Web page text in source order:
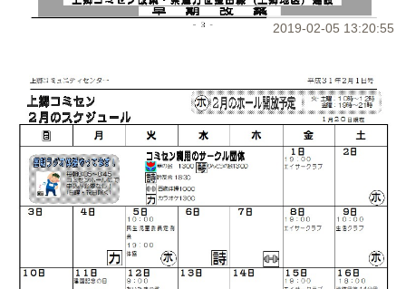
2019-02-05 13:20:55